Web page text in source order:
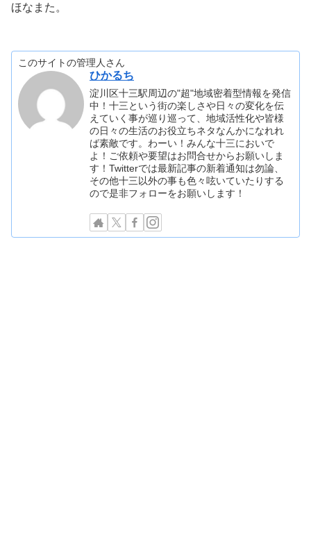
ほなまた。
このサイトの管理人さん
ひかるち
淀川区十三駅周辺の"超"地域密着型情報を発信
中！十三という街の楽しさや日々の変化を伝
えていく事が巡り巡って、地域活性化や皆様
の日々の生活のお役立ちネタなんかになれれ
ば素敵です。わーい！みんな十三においで
よ！ご依頼や要望はお問合せからお願いしま
す！Twitterでは最新記事の新着通知は勿論、
その他十三以外の事も色々呟いていたりする
ので是非フォローをお願いします！